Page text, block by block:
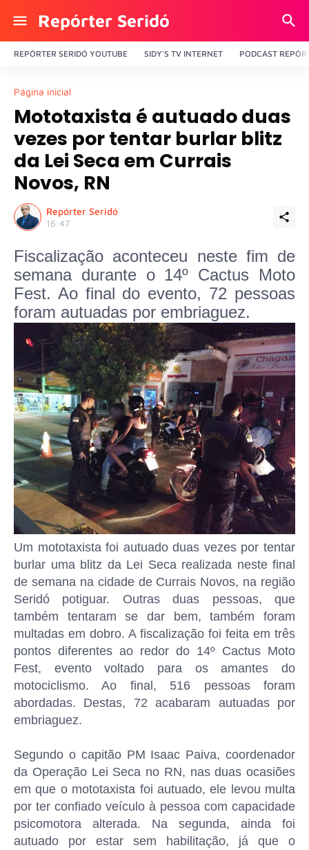
Repórter Seridó
REPÓRTER SERIDÓ YOUTUBE SIDY'S TV INTERNET PODCAST
Página inicial
Mototaxista é autuado duas
vezes por tentar burlar blitz
da Lei Seca em Currais
Novos, RN
Repórter Seridó
16:47
Fiscalização aconteceu neste fim de
semana durante o 14º Cactus Moto
Fest. Ao final do evento, 72 pessoas
foram autuadas por embriaguez.
Um mototaxista foi autuado duas vezes por tentar
burlar uma blitz da Lei Seca realizada neste final
de semana na cidade de Currais Novos, na região
Seridó potiguar. Outras duas pessoas, que
também tentaram se dar bem, também foram
multadas em dobro. A fiscalização foi feita em três
pontos diferentes ao redor do 14º Cactus Moto
Fest, evento voltado para os amantes do
motociclismo. Ao final, 516 pessoas foram
abordadas. Destas, 72 acabaram autuadas por
embriaguez.
Segundo o capitão PM Isaac Paiva, coordenador
da Operação Lei Seca no RN, nas duas ocasiões
em que o mototaxista foi autuado, ele levou multa
por ter confiado veículo à pessoa com capacidade
psicomotora alterada. Na segunda, ainda foi
autuado por estar sem habilitação, já que o